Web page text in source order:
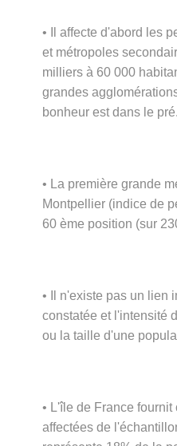
• Il affecte d'abord les
et métropoles
milliers à 60 000
grandes
bonheur est dans le
• La première grande
Montpellier (indice de
60 ème position (sur
• Il n'existe pas un lien
constatée et l'intensité
ou la taille d'une
• L'île de France
affectées de